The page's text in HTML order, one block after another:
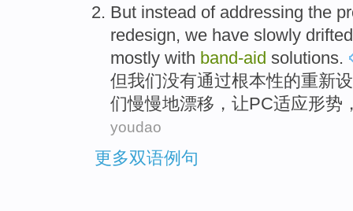
But instead of addressing the
redesign, we have slowly drifted
mostly with band-aid solutions.
但我们没有通过根本性的重新
们慢慢地漂移 ， 让PC适应形势
youdao
更多双语例句